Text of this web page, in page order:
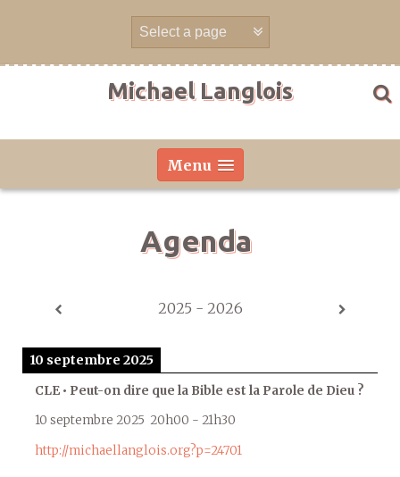
Michael Langlois
Menu
Agenda
2025 - 2026
10 septembre 2025
CLE • Peut-on dire que la Bible est la Parole de Dieu ?
10 septembre 2025 20h00 - 21h30
http://michaellanglois.org?p=24701